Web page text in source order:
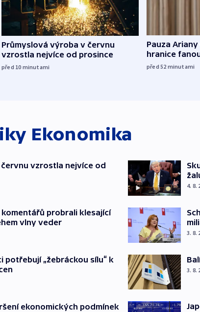
Průmyslová výroba v červnu
vzrostla nejvíce od prosince
před 10 minutami
Pauza
hranice
před 52 minutami
Ekonomika
vzrostla nejvíce od
probrali klesající
vlny veder
potřebují „žebráckou sílu“ k
ekonomických podmínek
4. 8.
3. 8.
3. 8.